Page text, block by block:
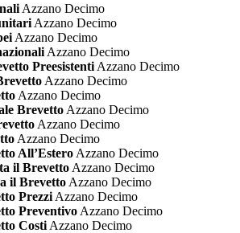
Azzano Decimo
Azzano Decimo
Azzano Decimo
Azzano Decimo
Preesistenti Azzano Decimo
Azzano Decimo
Azzano Decimo
Brevetto Azzano Decimo
Azzano Decimo
Azzano Decimo
All’Estero Azzano Decimo
il Brevetto Azzano Decimo
il Brevetto Azzano Decimo
Prezzi Azzano Decimo
Preventivo Azzano Decimo
Costi Azzano Decimo